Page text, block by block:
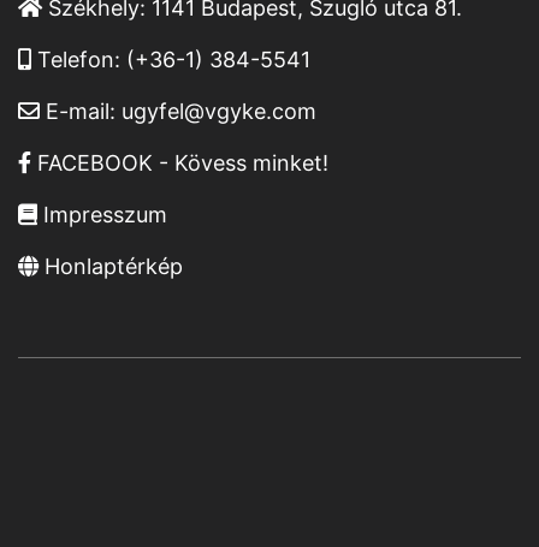
Székhely: 1141 Budapest, Szugló utca 81.
Telefon: (+36-1) 384-5541
E-mail: ugyfel@vgyke.com
FACEBOOK - Kövess minket!
Impresszum
Honlaptérkép